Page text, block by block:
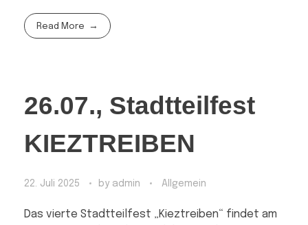
Read More
26.07., Stadtteilfest
KIEZTREIBEN
22. Juli 2025 by admin Allgemein
Das vierte Stadtteilfest „Kieztreiben“ findet am